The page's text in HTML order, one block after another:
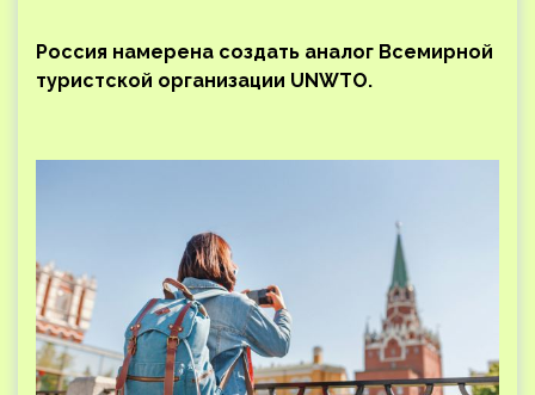
Россия намерена создать аналог Всемирной
туристской организации UNWTO.